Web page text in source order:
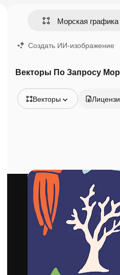
Создать ИИ-изображение
Векторы По Запросу
Векторы
Видео
Видеоролик
Моушн-дизайн
Видеошаблоны
Иконки
3D-модели
Шрифты
Креативная
ваших лучших
подписчиков
предприятий,